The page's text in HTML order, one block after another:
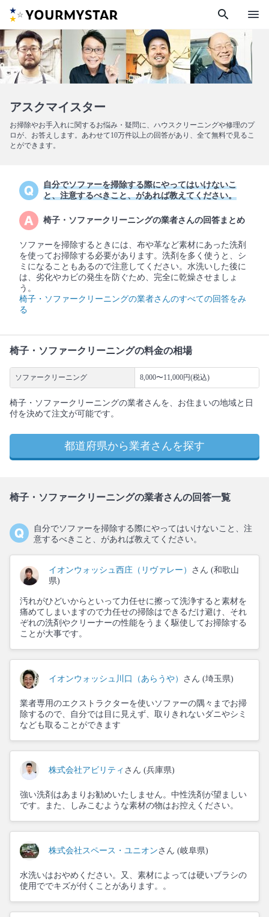
search menu
アスクマイスター
お掃除やお手入れに関するお悩み・疑問に、ハウスクリーニングや修理のプ
ロが、お答えします。あわせて10万件以上の回答があり、全て無料で見るこ
とができます。
自分でソファーを掃除する際にやってはいけないこ
と、注意するべきこと、があれば教えてください。
椅子・ソファークリーニングの業者さんの回答まとめ
ソファーを掃除するときには、布や革など素材にあった洗剤
を使ってお掃除する必要があります。洗剤を多く使うと、シ
ミになることもあるので注意してください。水洗いした後に
は、劣化やカビの発生を防ぐため、完全に乾燥させましょ
う。
椅子・ソファークリーニングの業者さんのすべての回答をみ
る
椅子・ソファークリーニングの料金の相場
ソファークリーニング 8,000〜11,000円(税込)
椅子・ソファークリーニングの業者さんを、お住まいの地域と日
付を決めて注文が可能です。
都道府県から業者さんを探す
椅子・ソファークリーニングの業者さんの回答一覧
自分でソファーを掃除する際にやってはいけないこと、注
意するべきこと、があれば教えてください。
イオンウォッシュ西庄（リヴァレー）
さん (和歌山
県)
汚れがひどいからといって力任せに擦って洗浄すると素材を
痛めてしまいますので力任せの掃除はできるだけ避け、それ
ぞれの洗剤やクリーナーの性能をうまく駆使してお掃除する
ことが大事です。
イオンウォッシュ川口（あらうや） さん (埼玉県)
業者専用のエクストラクターを使いソファーの隅々までお掃
除するので、自分では目に見えず、取りきれないダニやシミ
なども取ることができます
株式会社アビリティ さん (兵庫県)
強い洗剤はあまりお勧めいたしません。中性洗剤が望ましい
です。また、しみこむような素材の物はお控えください。
株式会社スペース・ユニオン さん (岐阜県)
水洗いはおやめください。又、素材によっては硬いブラシの
使用ででキズが付くことがあります。。